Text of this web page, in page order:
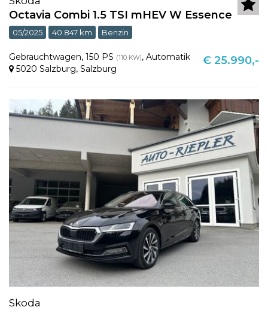
Octavia Combi 1.5 TSI mHEV W Essence
05/2025 40.847 km Benzin
Gebrauchtwagen, 150 PS (110 KW), Automatik
5020 Salzburg, Salzburg
€ 25.990,-
Skoda